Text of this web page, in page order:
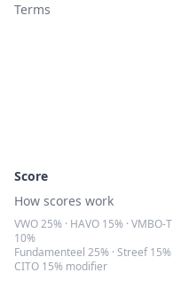
Terms
Score
How scores work
VWO 25% · HAVO 15% · VMBO-T
10%
Fundamenteel 25% · Streef 15%
CITO 15% modifier